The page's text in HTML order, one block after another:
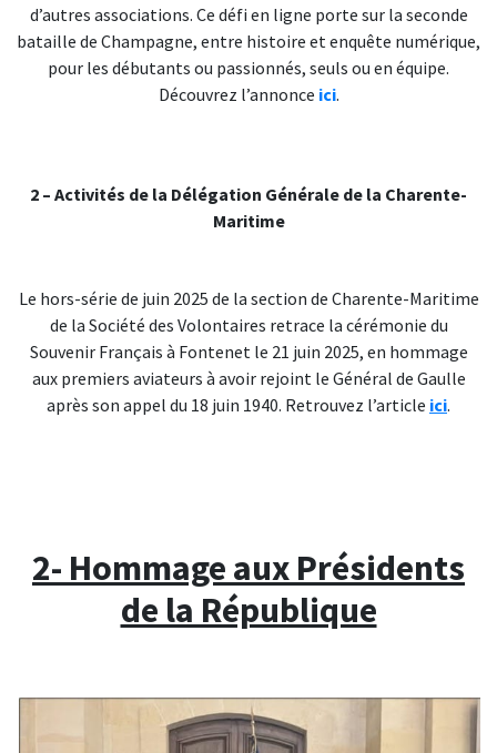
d’autres associations. Ce défi en ligne porte sur la seconde
bataille de Champagne, entre histoire et enquête numérique,
pour les débutants ou passionnés, seuls ou en équipe.
Découvrez l’annonce ici.
2 – Activités de la Délégation Générale de la Charente-
Maritime
Le hors-série de juin 2025 de la section de Charente-Maritime
de la Société des Volontaires retrace la cérémonie du
Souvenir Français à Fontenet le 21 juin 2025, en hommage
aux premiers aviateurs à avoir rejoint le Général de Gaulle
après son appel du 18 juin 1940. Retrouvez l’article ici.
2- Hommage aux Présidents
de la République